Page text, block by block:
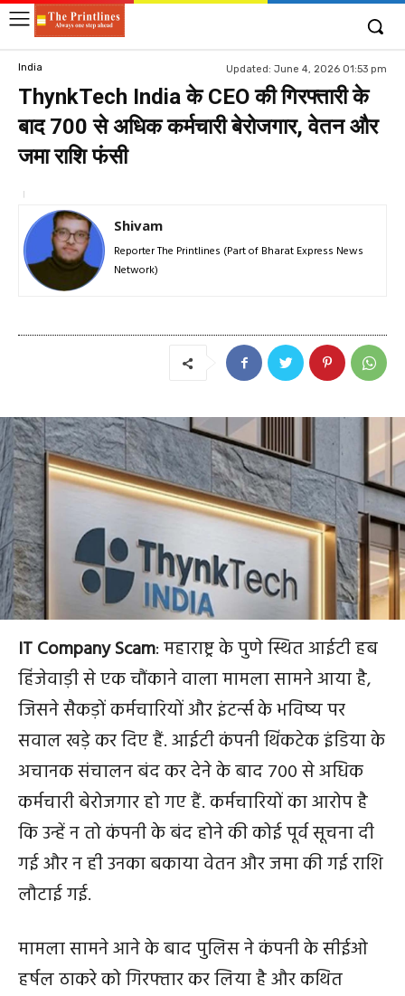
India Updated: June 4, 2026 01:53 pm
ThynkTech India के CEO की गिरफ्तारी के
बाद 700 से अधिक कर्मचारी बेरोजगार, वेतन और
जमा राशि फंसी
Shivam
Reporter The Printlines (Part of Bharat Express News
Network)
IT Company Scam: महाराष्ट्र के पुणे स्थित आईटी हब
हिंजेवाड़ी से एक चौंकाने वाला मामला सामने आया है,
जिसने सैकड़ों कर्मचारियों और इंटर्न्स के भविष्य पर
सवाल खड़े कर दिए हैं. आईटी कंपनी थिंकटेक इंडिया के
अचानक संचालन बंद कर देने के बाद 700 से अधिक
कर्मचारी बेरोजगार हो गए हैं. कर्मचारियों का आरोप है
कि उन्हें न तो कंपनी के बंद होने की कोई पूर्व सूचना दी
गई और न ही उनका बकाया वेतन और जमा की गई राशि
लौटाई गई.
मामला सामने आने के बाद पुलिस ने कंपनी के सीईओ
हर्षल ठाकरे को गिरफ्तार कर लिया है और कथित